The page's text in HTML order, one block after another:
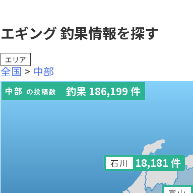
エギング 釣果情報を探す
エリア
全国> 中部
石川 18,181 件
中部 の投稿数 釣果 186,199 件